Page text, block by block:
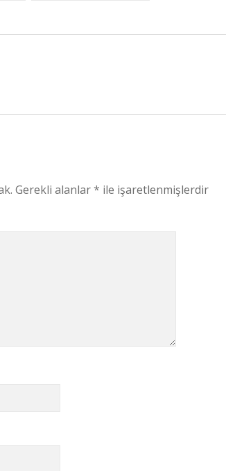
Gerekli alanlar* ile işaretlenmişlerdir